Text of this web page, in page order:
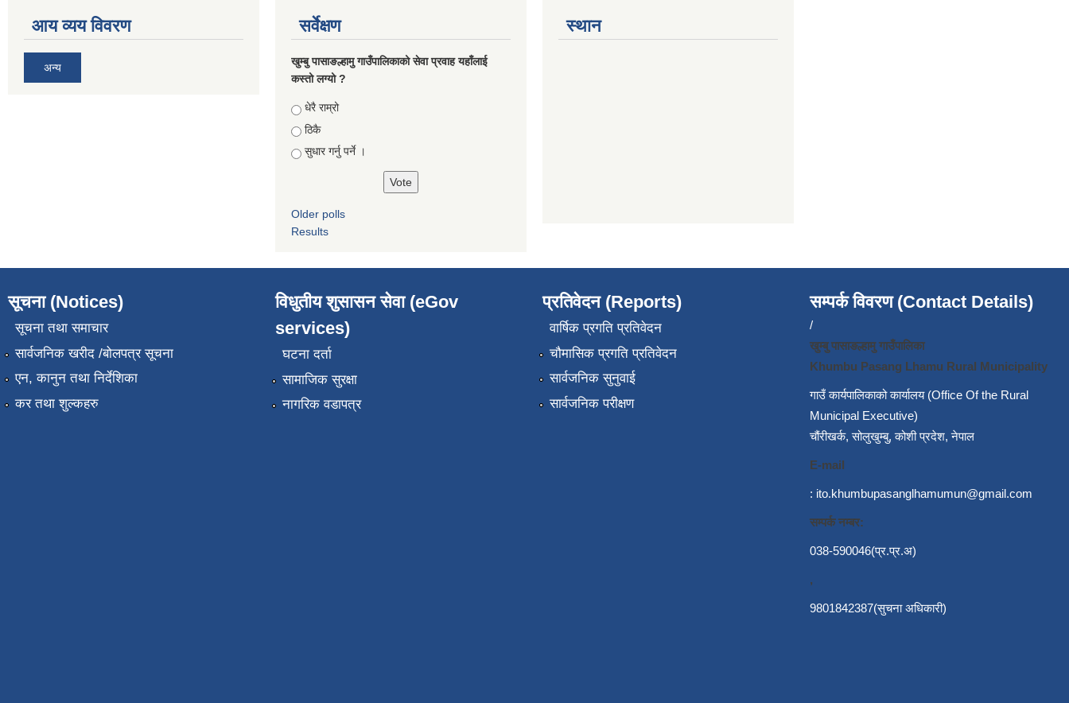
आय व्यय विवरण
अन्य
सर्वेक्षण
खुम्बु पासाङल्हामु गाउँपालिकाको सेवा प्रवाह यहाँलाई
कस्तो लग्यो ?
Choices
धेरै राम्रो
ठिकै
सुधार गर्नु पर्ने ।
Older polls
Results
स्थान
सूचना (Notices)
सूचना तथा समाचार
सार्वजनिक खरीद /बोलपत्र सूचना
एन, कानुन तथा निर्देशिका
कर तथा शुल्कहरु
विधुतीय शुसासन सेवा (eGov
services)
घटना दर्ता
सामाजिक सुरक्षा
नागरिक वडापत्र
प्रतिवेदन (Reports)
वार्षिक प्रगति प्रतिवेदन
चौमासिक प्रगति प्रतिवेदन
सार्वजनिक सुनुवाई
सार्वजनिक परीक्षण
सम्पर्क विवरण (Contact Details)
/
खुम्बु पासाङल्हामु गाउँपालिका
Khumbu Pasang Lhamu Rural Municipality
गाउँ कार्यपालिकाको कार्यालय (Office Of the Rural
Municipal Executive)
चौंरीखर्क, सोलुखुम्बु, कोशी प्रदेश, नेपाल
E-mail
: ito.khumbupasanglhamumun@gmail.com
सम्पर्क नम्बर:
038-590046(प्र.प्र.अ)
,
9801842387(सुचना अधिकारी)